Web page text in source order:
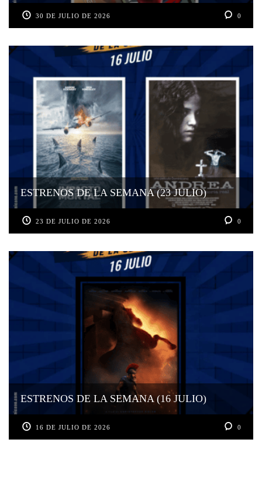
30 DE JULIO DE 2026 0
ESTRENOS DE LA SEMANA (23 JULIO)
23 DE JULIO DE 2026 0
ESTRENOS DE LA SEMANA (16 JULIO)
16 DE JULIO DE 2026 0